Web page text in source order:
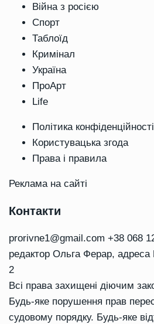
Війна з росією
Спорт
Таблоїд
Кримінал
Україна
ПроАрт
Life
Політика конфіденційності
Користувацька згода
Права і правила
Реклама на сайті
Контакти
prorivne1@gmail.com +38 068
редактор Ольга Ферар, адреса
2
Всі права захищені діючим
Будь-яке порушення прав
судовому порядку. Будь-яке